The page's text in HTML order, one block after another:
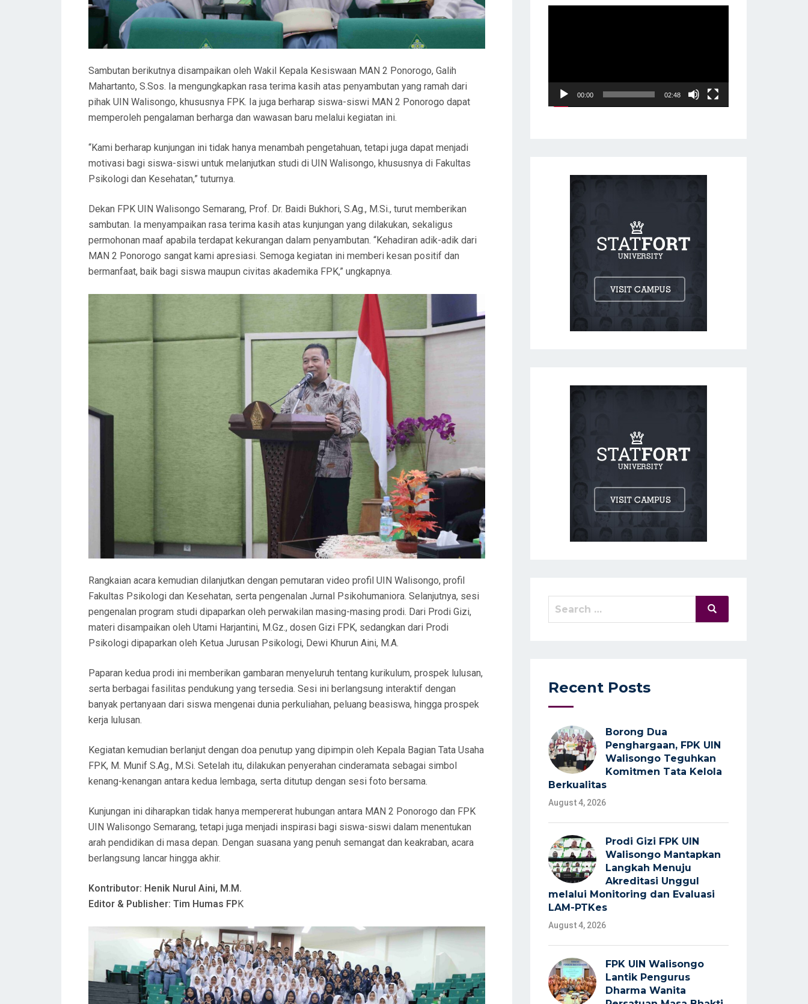
Sambutan berikutnya disampaikan oleh Wakil Kepala Kesiswaan MAN 2 Ponorogo, Galih
Mahartanto, S.Sos. Ia mengungkapkan rasa terima kasih atas penyambutan yang ramah dari
pihak UIN Walisongo, khususnya FPK. Ia juga berharap siswa-siswi MAN 2 Ponorogo dapat
memperoleh pengalaman berharga dan wawasan baru melalui kegiatan ini.
“Kami berharap kunjungan ini tidak hanya menambah pengetahuan, tetapi juga dapat menjadi
motivasi bagi siswa-siswi untuk melanjutkan studi di UIN Walisongo, khususnya di Fakultas
Psikologi dan Kesehatan,” tuturnya.
Dekan FPK UIN Walisongo Semarang, Prof. Dr. Baidi Bukhori, S.Ag., M.Si., turut memberikan
sambutan. Ia menyampaikan rasa terima kasih atas kunjungan yang dilakukan, sekaligus
permohonan maaf apabila terdapat kekurangan dalam penyambutan. “Kehadiran adik-adik dari
MAN 2 Ponorogo sangat kami apresiasi. Semoga kegiatan ini memberi kesan positif dan
bermanfaat, baik bagi siswa maupun civitas akademika FPK,” ungkapnya.
Rangkaian acara kemudian dilanjutkan dengan pemutaran video profil UIN Walisongo, profil
Fakultas Psikologi dan Kesehatan, serta pengenalan Jurnal Psikohumaniora. Selanjutnya, sesi
pengenalan program studi dipaparkan oleh perwakilan masing-masing prodi. Dari Prodi Gizi,
materi disampaikan oleh Utami Harjantini, M.Gz., dosen Gizi FPK, sedangkan dari Prodi
Psikologi dipaparkan oleh Ketua Jurusan Psikologi, Dewi Khurun Aini, M.A.
Paparan kedua prodi ini memberikan gambaran menyeluruh tentang kurikulum, prospek lulusan,
serta berbagai fasilitas pendukung yang tersedia. Sesi ini berlangsung interaktif dengan
banyak pertanyaan dari siswa mengenai dunia perkuliahan, peluang beasiswa, hingga prospek
kerja lulusan.
Kegiatan kemudian berlanjut dengan doa penutup yang dipimpin oleh Kepala Bagian Tata Usaha
FPK, M. Munif S.Ag., M.Si. Setelah itu, dilakukan penyerahan cinderamata sebagai simbol
kenang-kenangan antara kedua lembaga, serta ditutup dengan sesi foto bersama.
Kunjungan ini diharapkan tidak hanya mempererat hubungan antara MAN 2 Ponorogo dan FPK
UIN Walisongo Semarang, tetapi juga menjadi inspirasi bagi siswa-siswi dalam menentukan
arah pendidikan di masa depan. Dengan suasana yang penuh semangat dan keakraban, acara
berlangsung lancar hingga akhir.
Kontributor: Henik Nurul Aini, M.M.
Editor & Publisher: Tim Humas FPK
00:00 02:48
Search
Search
Recent Posts
Borong Dua
Penghargaan, FPK UIN
Walisongo Teguhkan
Komitmen Tata Kelola
Berkualitas
August 4, 2026
Prodi Gizi FPK UIN
Walisongo Mantapkan
Langkah Menuju
Akreditasi Unggul
melalui Monitoring dan Evaluasi
LAM-PTKes
August 4, 2026
FPK UIN Walisongo
Lantik Pengurus
Dharma Wanita